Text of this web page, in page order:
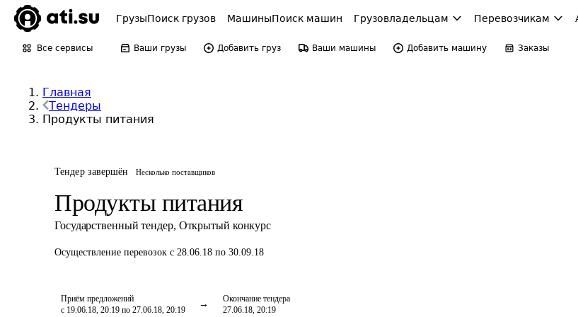
ГрузыПоиск грузов МашиныПоиск машин Грузовладельцам Перевозчикам
Все сервисы Ваши грузы Добавить груз Ваши машины Добавить машину Заказы
Главная
Тендеры
Продукты питания
Тендер завершён Несколько поставщиков
Продукты питания
Государственный тендер, Открытый конкурс
Осуществление перевозок с 28.06.18 по 30.09.18
Приём предложений
с 19.06.18, 20:19 по 27.06.18, 20:19
Окончание тендера
27.06.18, 20:19